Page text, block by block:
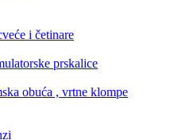
i četinare
prskalice
obuća , vrtne klompe